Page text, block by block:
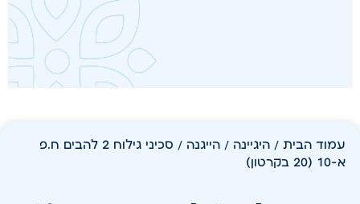
עמוד הבית / היגיינה / הייגנה
/ סכיני גילוח 2 להבים ח.פ
א-10 (20 בקרטון)